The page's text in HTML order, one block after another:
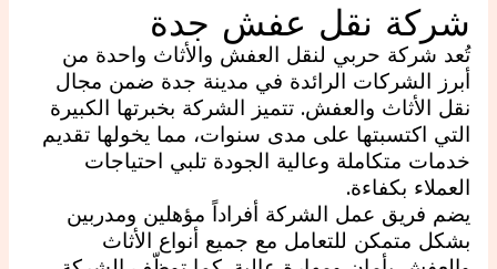
شركة نقل عفش جدة
تُعد شركة حربي لنقل العفش والأثاث واحدة من
أبرز الشركات الرائدة في مدينة جدة ضمن مجال
نقل الأثاث والعفش. تتميز الشركة بخبرتها الكبيرة
التي اكتسبتها على مدى سنوات، مما يخولها تقديم
خدمات متكاملة وعالية الجودة تلبي احتياجات
العملاء بكفاءة.
يضم فريق عمل الشركة أفراداً مؤهلين ومدربين
بشكل متمكن للتعامل مع جميع أنواع الأثاث